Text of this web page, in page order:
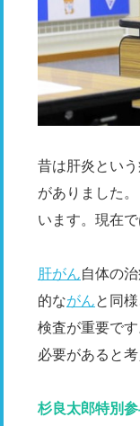
昔は肝炎とい
がありました
います。現在
肝がん自体の
的ながんと同
検査が重要で
必要があると考
杉良太郎特別